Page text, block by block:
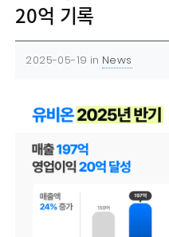
20억 기록
2025-05-19 in News